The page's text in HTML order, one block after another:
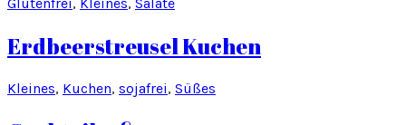
Erdbeerstreusel Kuchen
Kleines, Kuchen, sojafrei, Süßes